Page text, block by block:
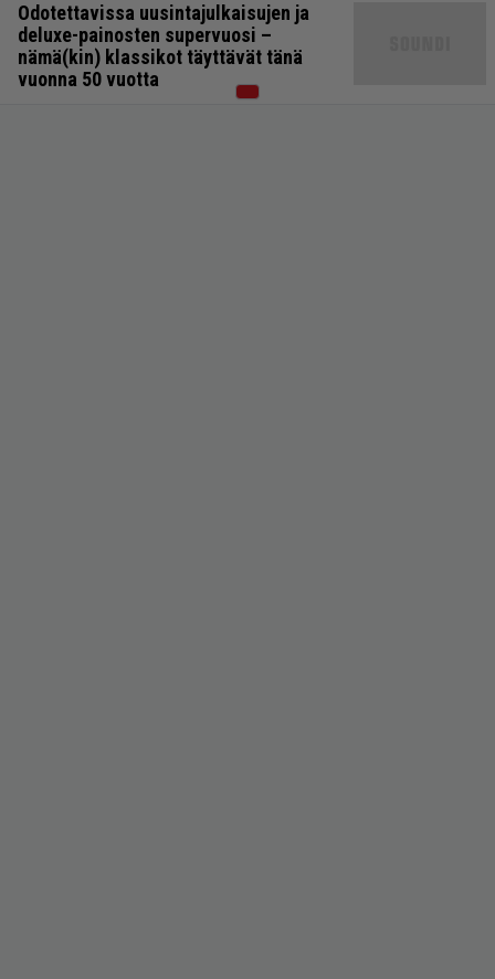
Odotettavissa uusintajulkaisujen ja
deluxe-painosten supervuosi –
nämä(kin) klassikot täyttävät tänä
vuonna 50 vuotta